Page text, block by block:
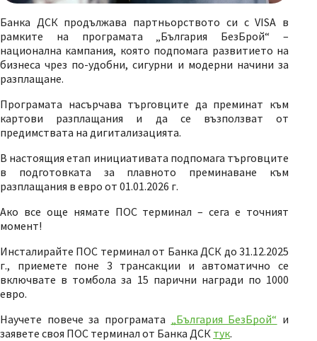
Банка ДСК продължава партньорството си с VISA в
рамките на програмата „България БезБрой“ –
национална кампания, която подпомага развитието на
бизнеса чрез по-удобни, сигурни и модерни начини за
разплащане.
Програмата насърчава търговците да преминат към
картови разплащания и да се възползват от
предимствата на дигитализацията.
В настоящия етап инициативата подпомага търговците
в подготовката за плавното преминаване към
разплащания в евро от 01.01.2026 г.
Ако все още нямате ПОС терминал – сега е точният
момент!
Инсталирайте ПОС терминал от Банка ДСК до 31.12.2025
г., приемете поне 3 трансакции и автоматично се
включвате в томбола за 15 парични награди по 1000
евро.
Научете повече за програмата „България БезБрой“ и
заявете своя ПОС терминал от Банка ДСК тук.